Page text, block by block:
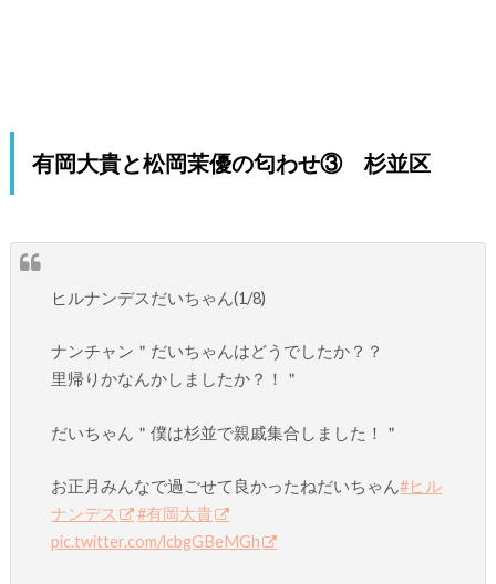
有岡大貴と松岡茉優の匂わせ③ 杉並区
ヒルナンデスだいちゃん(1/8)
ナンチャン＂だいちゃんはどうでしたか？？
里帰りかなんかしましたか？！＂
だいちゃん＂僕は杉並で親戚集合しました！＂
お正月みんなで過ごせて良かったねだいちゃん#ヒル
ナンデス
#有岡大貴
pic.twitter.com/lcbgGBeMGh